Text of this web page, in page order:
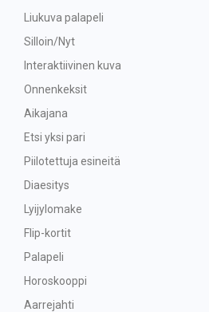
Liukuva palapeli
Silloin/Nyt
Interaktiivinen kuva
Onnenkeksit
Aikajana
Etsi yksi pari
Piilotettuja esineitä
Diaesitys
Lyijylomake
Flip-kortit
Palapeli
Horoskooppi
Aarrejahti